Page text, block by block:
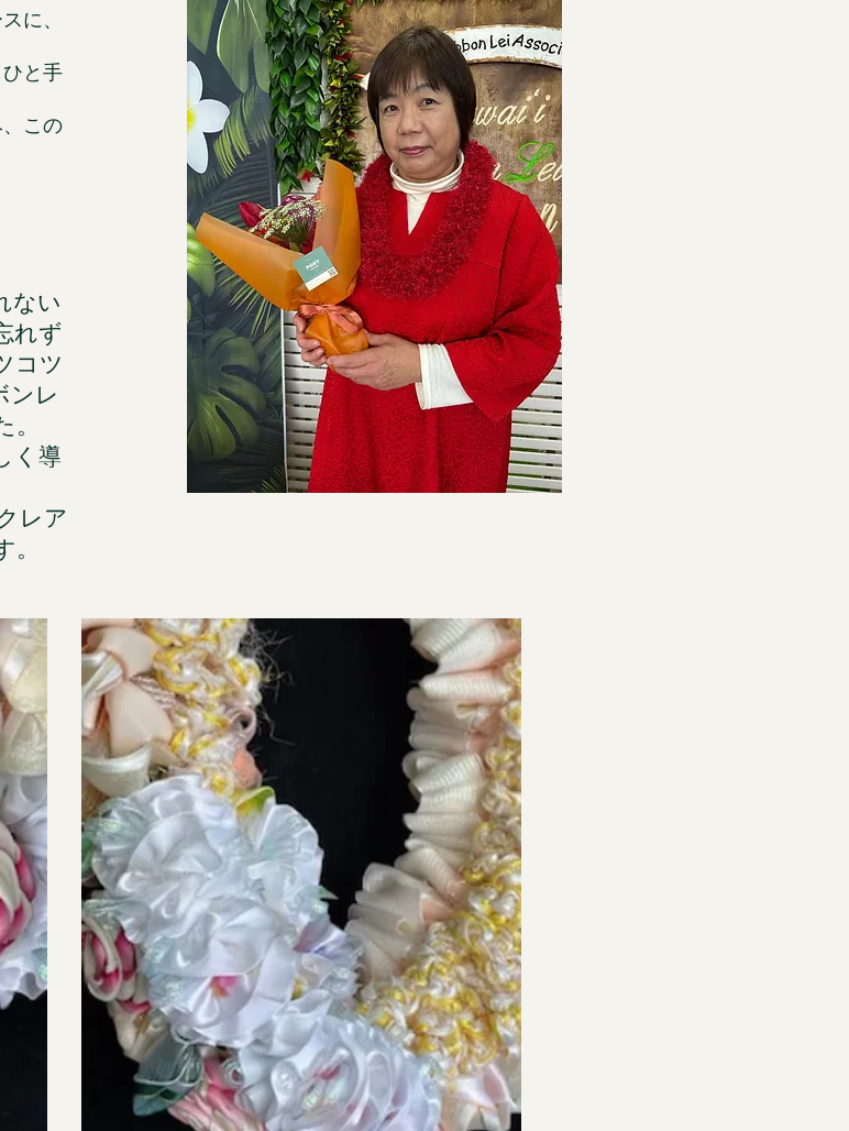
に、
と手
この
ない
れず
コツ
ンレ
く導
レア